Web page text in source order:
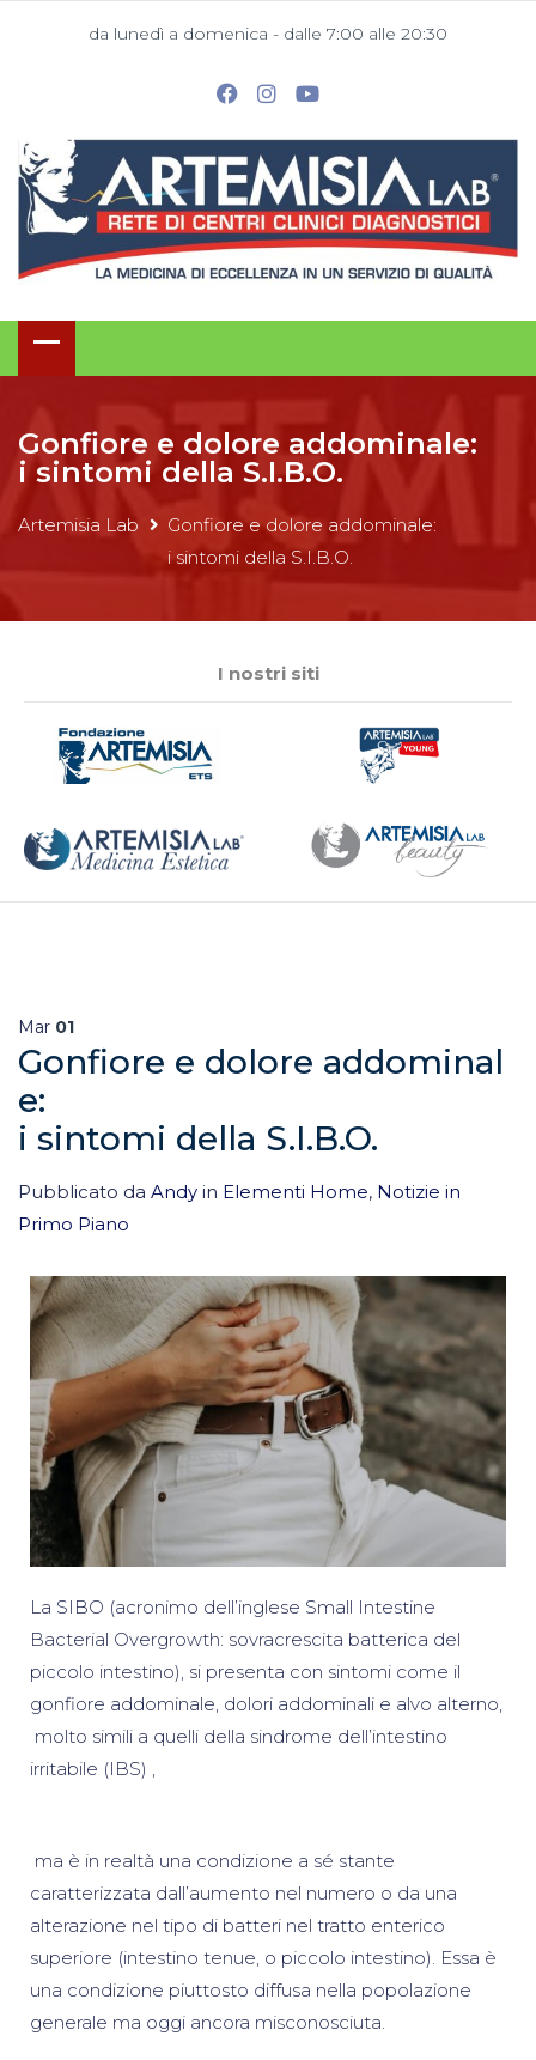
da lunedì a domenica - dalle 7:00 alle 20:30
Gonfiore e dolore addominale:
i sintomi della S.I.B.O.
Artemisia Lab
Gonfiore e dolore addominale:
i sintomi della S.I.B.O.
I nostri siti
Mar 01
Gonfiore e dolore addominal
e:
i sintomi della S.I.B.O.
Pubblicato da Andy in Elementi Home, Notizie in
Primo Piano
La SIBO (acronimo dell’inglese Small Intestine
Bacterial Overgrowth: sovracrescita batterica del
piccolo intestino), si presenta con sintomi come il
gonfiore addominale, dolori addominali e alvo alterno,
molto simili a quelli della sindrome dell’intestino
irritabile (IBS) ,
ma è in realtà una condizione a sé stante
caratterizzata dall’aumento nel numero o da una
alterazione nel tipo di batteri nel tratto enterico
superiore (intestino tenue, o piccolo intestino). Essa è
una condizione piuttosto diffusa nella popolazione
generale ma oggi ancora misconosciuta.